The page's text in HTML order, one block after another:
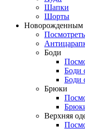
Шапки
Шорты
Новорожденным
Боди
Боди
Боди
Брюки
Верхняя